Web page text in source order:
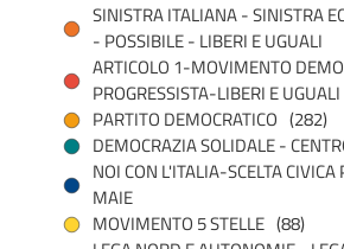
SINISTRA ITALIANA - SINISTRA
- POSSIBILE - LIBERI E UGUALI
ARTICOLO 1-MOVIMENTO
PROGRESSISTA-LIBERI E UGUALI
PARTITO DEMOCRATICO (282)
DEMOCRAZIA SOLIDALE -
NOI CON L'ITALIA-SCELTA
MAIE
MOVIMENTO 5 STELLE (88)